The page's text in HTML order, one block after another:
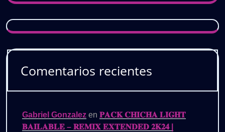
Comentarios recientes
Gabriel Gonzalez en 𝐏𝐀𝐂𝐊 𝐂𝐇𝐈𝐂𝐇𝐀 𝐋𝐈𝐆𝐇𝐓
𝐁𝐀𝐈𝐋𝐀𝐁𝐋𝐄 – 𝐑𝐄𝐌𝐈𝐗 𝐄𝐗𝐓𝐄𝐍𝐃𝐄𝐃 𝟐𝐊𝟐𝟒 |